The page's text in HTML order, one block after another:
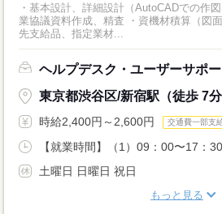
・基本設計、詳細設計（AutoCADでの作
業協議資料作成、精査 ・資機材積算（図
先支給品、指定業材...
ヘルプデスク・ユーザーサポー
東京都渋谷区/新宿駅（徒歩 7分
時給2,400円～2,600円 交通費一部支
【就業時間】（1）09：00〜17：
土曜日 日曜日 祝日
もっと見る